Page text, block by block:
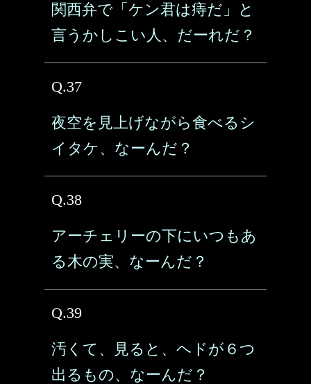
関西弁で「ケン君は痔だ」と
言うかしこい人、だーれだ？
Q.37
夜空を見上げながら食べるシ
イタケ、なーんだ？
Q.38
アーチェリーの下にいつもあ
る木の実、なーんだ？
Q.39
汚くて、見ると、ヘドが６つ
出るもの、なーんだ？